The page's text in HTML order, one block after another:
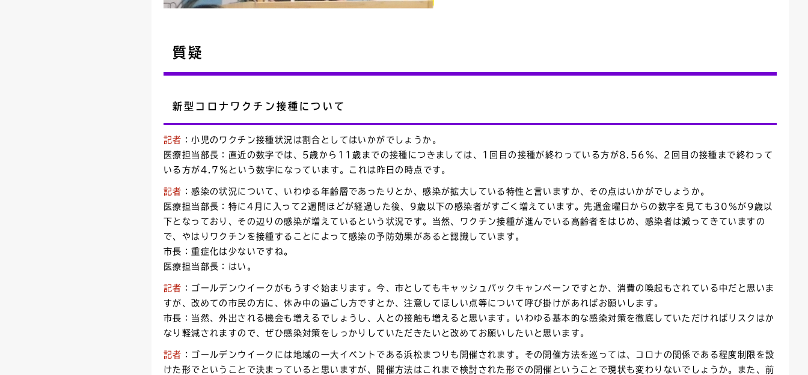
質疑
新型コロナワクチン接種について
記者 ：小児のワクチン接種状況は割合としてはいかがでしょうか。
医療担当部長：直近の数字では、5歳から11歳までの接種につきましては、1回目の接種が終わっている方が8.56％、2回目の接種まで終わって
いる方が4.7％という数字になっています。これは昨日の時点です。
記者 ：感染の状況について、いわゆる年齢層であったりとか、感染が拡大している特性と言いますか、その点はいかがでしょうか。
医療担当部長：特に4月に入って2週間ほどが経過した後、9歳以下の感染者がすごく増えています。先週金曜日からの数字を見ても30％が9歳以
下となっており、その辺りの感染が増えているという状況です。当然、ワクチン接種が進んでいる高齢者をはじめ、感染者は減ってきていますの
で、やはりワクチンを接種することによって感染の予防効果があると認識しています。
市長：重症化は少ないですね。
医療担当部長：はい。
記者 ：ゴールデンウイークがもうすぐ始まります。今、市としてもキャッシュバックキャンペーンですとか、消費の喚起もされている中だと思いま
すが、改めての市民の方に、休み中の過ごし方ですとか、注意してほしい点等について呼び掛けがあればお願いします。
市長：当然、外出される機会も増えるでしょうし、人との接触も増えると思います。いわゆる基本的な感染対策を徹底していただければリスクはか
なり軽減されますので、ぜひ感染対策をしっかりしていただきたいと改めてお願いしたいと思います。
記者 ：ゴールデンウイークには地域の一大イベントである浜松まつりも開催されます。その開催方法を巡っては、コロナの関係である程度制限を設
けた形でということで決まっていると思いますが、開催方法はこれまで検討された形での開催ということで現状も変わりないでしょうか。また、前